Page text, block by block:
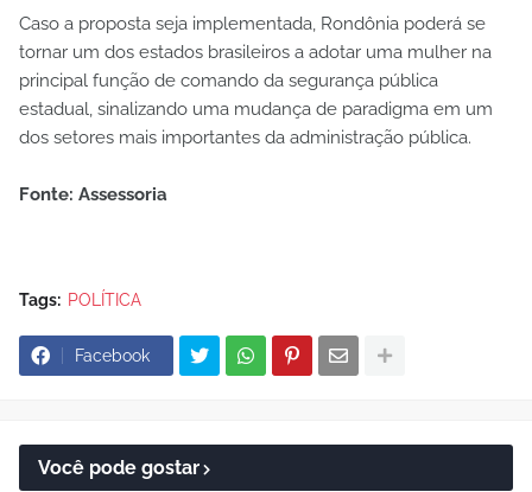
Caso a proposta seja implementada, Rondônia poderá se
tornar um dos estados brasileiros a adotar uma mulher na
principal função de comando da segurança pública
estadual, sinalizando uma mudança de paradigma em um
dos setores mais importantes da administração pública.
Fonte: Assessoria
Tags: POLÍTICA
Facebook
Você pode gostar